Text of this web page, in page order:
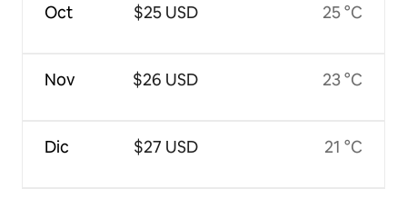
Oct
Nov
Dic
$25 USD
$26 USD
$27 USD
25 °C
23 °C
21 °C